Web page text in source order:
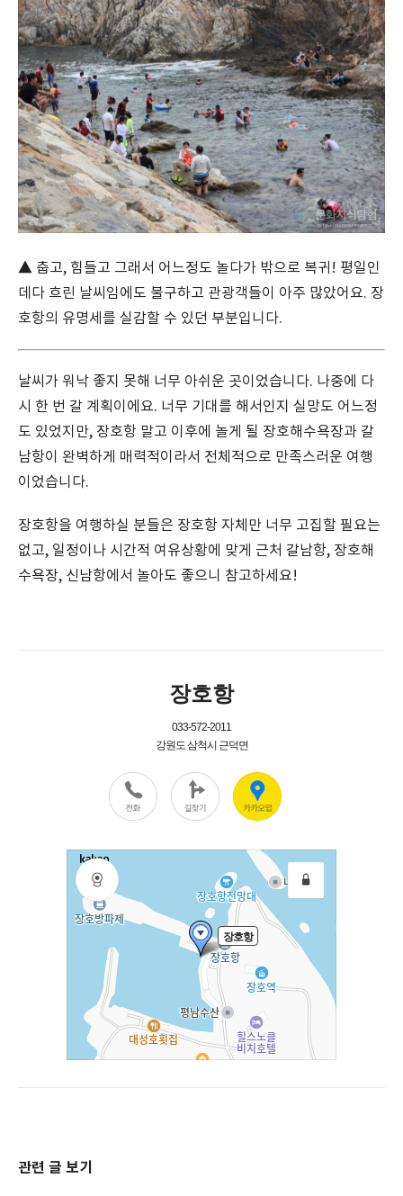
▲ 춥고, 힘들고 그래서 어느정도 놀다가 밖으로 복귀! 평일인
데다 흐린 날씨임에도 불구하고 관광객들이 아주 많았어요. 장
호항의 유명세를 실감할 수 있던 부분입니다.
날씨가 워낙 좋지 못해 너무 아쉬운 곳이었습니다. 나중에 다
시 한 번 갈 계획이에요. 너무 기대를 해서인지 실망도 어느정
도 있었지만, 장호항 말고 이후에 놀게 될 장호해수욕장과 갈
남항이 완벽하게 매력적이라서 전체적으로 만족스러운 여행
이었습니다.
장호항을 여행하실 분들은 장호항 자체만 너무 고집할 필요는
없고, 일정이나 시간적 여유상황에 맞게 근처 갈남항, 장호해
수욕장, 신남항에서 놀아도 좋으니 참고하세요!
관련 글 보기